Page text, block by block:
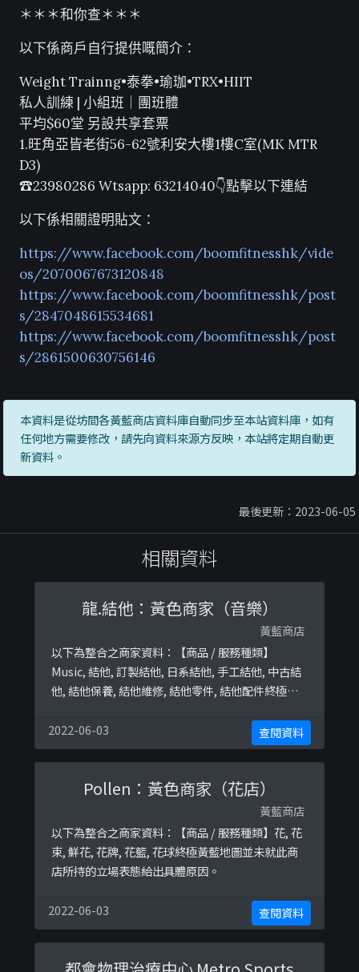
＊＊＊和你查＊＊＊
以下係商戶自行提供嘅簡介：
Weight Trainng•泰拳•瑜珈•TRX•HIIT
私人訓練 | 小組班｜團班體
平均$60堂 另設共享套票
1.旺角亞皆老街56-62號利安大樓1樓C室(MK MTR
D3)
☎23980286 Wtsapp: 63214040👇點擊以下連結
以下係相關證明貼文：
https://www.facebook.com/boomfitnesshk/vide
os/2070067673120848
https://www.facebook.com/boomfitnesshk/post
s/2847048615534681
https://www.facebook.com/boomfitnesshk/post
s/2861500630756146
本資料是從坊間各黃藍商店資料庫自動同步至本站資料庫，如有
任何地方需要修改，請先向資料來源方反映，本站將定期自動更
新資料。
最後更新：2023-06-05
相關資料
龍.結他：黃色商家（音樂）
黃藍商店
以下為整合之商家資料：【商品 / 服務種類】
Music, 結他, 訂製結他, 日系結他, 手工結他, 中古結
他, 結他保養, 結他維修, 結他零件, 結他配件終極黃
因。
2022-06-03 查閱資料
Pollen：黃色商家（花店）
黃藍商店
以下為整合之商家資料：【商品 / 服務種類】花, 花
束, 鮮花, 花牌, 花籃, 花球終極黃藍地圖並未就此商
店所持的立場表態給出具體原因。
2022-06-03 查閱資料